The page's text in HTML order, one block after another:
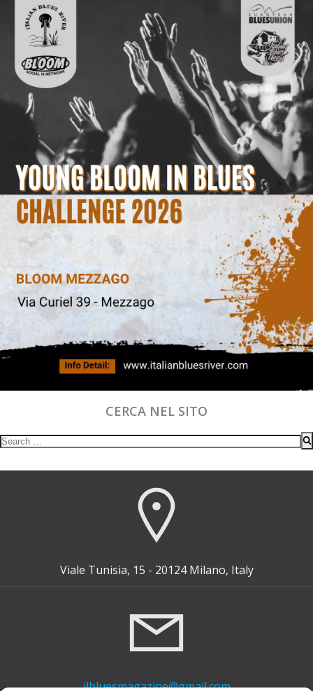
CERCA NEL SITO
Search
Viale Tunisia, 15 - 20124 Milano, Italy
ilbluesmagazine@gmail.com